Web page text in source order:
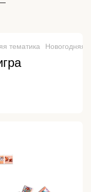
тематика Новогодняя